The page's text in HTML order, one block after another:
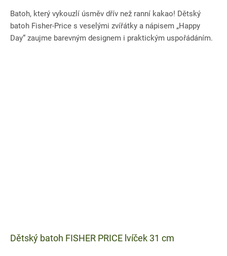
Batoh, který vykouzlí úsměv dřív než ranní kakao! Dětský
batoh Fisher-Price s veselými zvířátky a nápisem „Happy
Day“ zaujme barevným designem i praktickým uspořádáním.
Dětský batoh FISHER PRICE lvíček 31 cm